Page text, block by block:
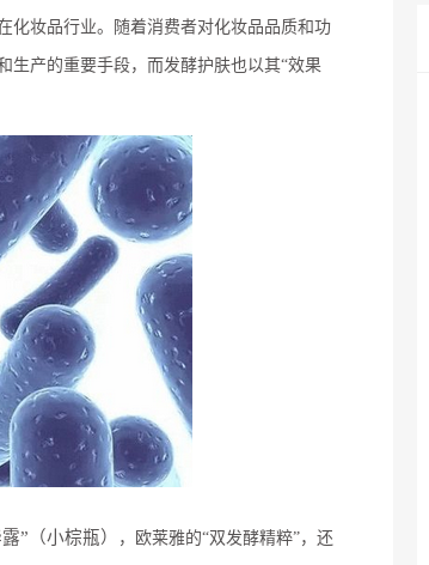
化妆品行业。随着消费者对化妆品品质和功
生产的重要手段，而发酵护肤也以其“效果
” （小棕瓶 ） ， 欧莱雅的“双发酵精粹”，还